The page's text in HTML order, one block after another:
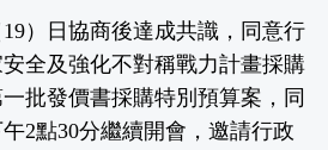
）日協商後達成共識，同意行
全及強化不對稱戰力計畫採購
批發價書採購特別預算案，同
2點30分繼續開會，邀請行政